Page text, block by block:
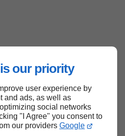
our priority
user experience by
and ads, as well as
social networks
"I Agree" you consent to
our providers Google
de page